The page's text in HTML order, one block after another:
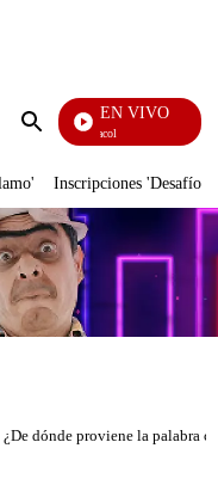
Enviar
EN VIVO
Noticias Caracol
Inscripciones 'Desafío'
dónde proviene la palabra